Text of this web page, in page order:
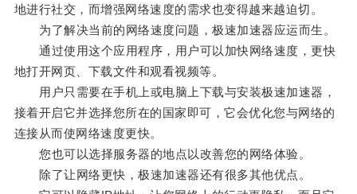
地进行社交，而增强网络速度的需求也变得越来越迫切。
为了解决当前的网络速度问题，极速加速器应运而生。
通过使用这个应用程序，用户可以加快网络速度，更快
地打开网页、下载文件和观看视频等。
用户只需要在手机上或电脑上下载与安装极速加速器，
接着开启它并选择您所在的国家即可，它会优化您与网络的
连接从而使网络速度更快。
您也可以选择服务器的地点以改善您的网络体验。
除了让网络更快，极速加速器还有很多其他优点。